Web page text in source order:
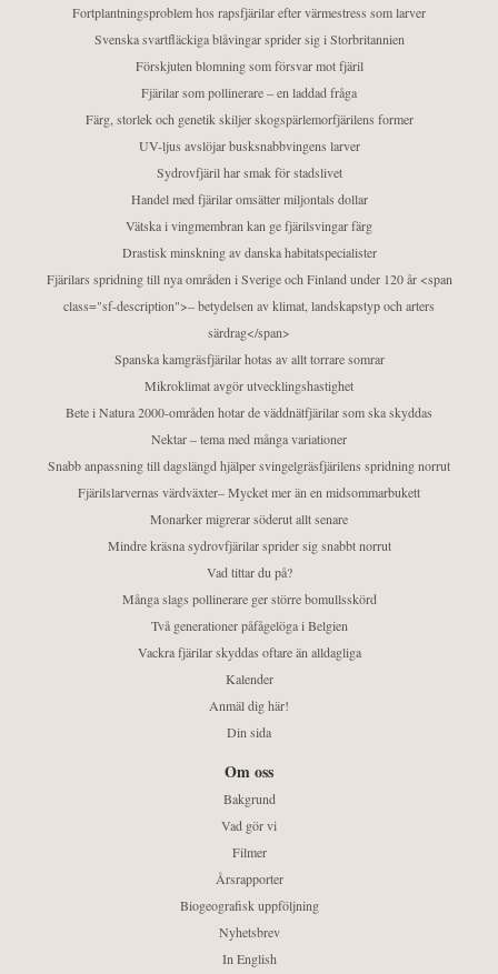
Fortplantningsproblem hos rapsfjärilar efter värmestress som larver
Svenska svartfläckiga blåvingar sprider sig i Storbritannien
Förskjuten blomning som försvar mot fjäril
Fjärilar som pollinerare – en laddad fråga
Färg, storlek och genetik skiljer skogspärlemorfjärilens former
UV-ljus avslöjar busksnabbvingens larver
Sydrovfjäril har smak för stadslivet
Handel med fjärilar omsätter miljontals dollar
Vätska i vingmembran kan ge fjärilsvingar färg
Drastisk minskning av danska habitatspecialister
Fjärilars spridning till nya områden i Sverige och Finland under 120 år <span
class="sf-description">– betydelsen av klimat, landskapstyp och arters
särdrag</span>
Spanska kamgräsfjärilar hotas av allt torrare somrar
Mikroklimat avgör utvecklingshastighet
Bete i Natura 2000-områden hotar de väddnätfjärilar som ska skyddas
Nektar – tema med många variationer
Snabb anpassning till dagslängd hjälper svingelgräsfjärilens spridning norrut
Fjärilslarvernas värdväxter– Mycket mer än en midsommarbukett
Monarker migrerar söderut allt senare
Mindre kräsna sydrovfjärilar sprider sig snabbt norrut
Vad tittar du på?
Många slags pollinerare ger större bomullsskörd
Två generationer påfågelöga i Belgien
Vackra fjärilar skyddas oftare än alldagliga
Kalender
Anmäl dig här!
Din sida
Om oss
Bakgrund
Vad gör vi
Filmer
Årsrapporter
Biogeografisk uppföljning
Nyhetsbrev
In English